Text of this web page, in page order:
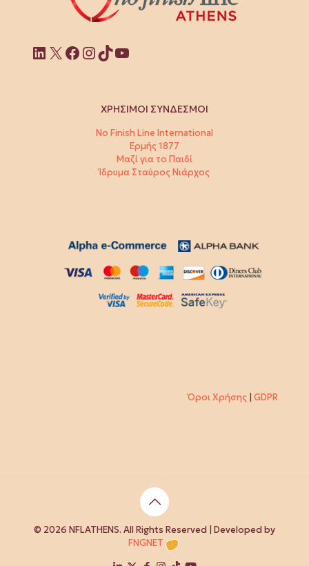
Linkedin
X Facebook
Instagram
TikTok
YouTube
ΧΡΗΣΙΜΟΙ ΣΥΝΔΕΣΜΟΙ
No Finish Line International
Ερμής 1877
Μαζί για το Παιδί
Ίδρυμα Σταύρος Νιάρχος
Όροι Χρήσης GDPR
© 2026 NFLATHENS. All Rights Reserved | Developed by
FNGNET